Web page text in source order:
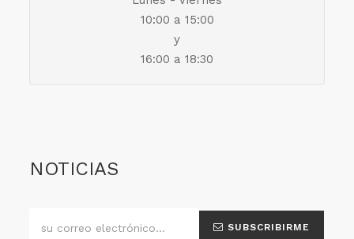
10:00 a 15:00
y
16:00 a 18:30
NOTICIAS
SUBSCRIBIRME